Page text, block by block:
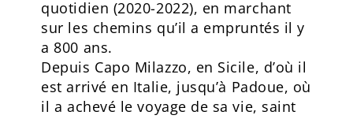
quotidien (2020-2022), en marchant
sur les chemins qu’il a empruntés il y
a 800 ans.
Depuis Capo Milazzo, en Sicile, d’où il
est arrivé en Italie, jusqu’à Padoue, où
il a achevé le voyage de sa vie, saint